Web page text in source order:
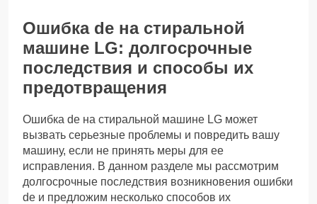
Ошибка de на стиральной
машине LG: долгосрочные
последствия и способы их
предотвращения
Ошибка de на стиральной машине LG может
вызвать серьезные проблемы и повредить вашу
машину, если не принять меры для ее
исправления. В данном разделе мы рассмотрим
долгосрочные последствия возникновения ошибки
de и предложим несколько способов их